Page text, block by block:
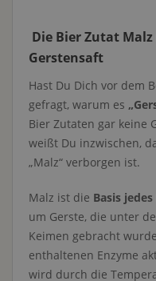
Die Bier Zutat
Gerstensaft
Hast Du Dich vor dem
gefragt, warum es
Bier Zutaten gar keine
weißt Du inzwischen,
„Malz“ verborgen ist.
Malz ist die Basis
um Gerste, die unter
Keimen gebracht
enthaltenen Enzyme
wird durch die